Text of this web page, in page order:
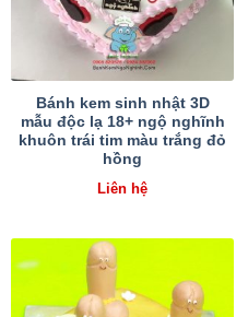
Bánh kem sinh nhật 3D
mẫu độc lạ 18+ ngộ nghĩnh
khuôn trái tim màu trắng đỏ
hồng
Liên hệ